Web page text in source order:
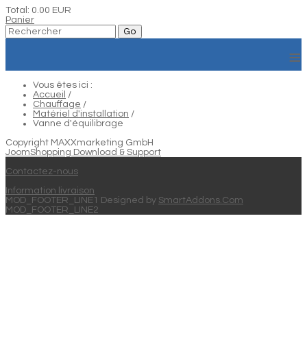
Total: 0.00 EUR
Panier
≡
Vous êtes ici :
Accueil /
Chauffage /
Matériel d'installation /
Vanne d'équilibrage
Copyright MAXXmarketing GmbH
JoomShopping Download & Support
Contactez-nous
Information livraison
MOD_FOOTER_LINE1 Designed by SmartAddons.Com
MOD_FOOTER_LINE2